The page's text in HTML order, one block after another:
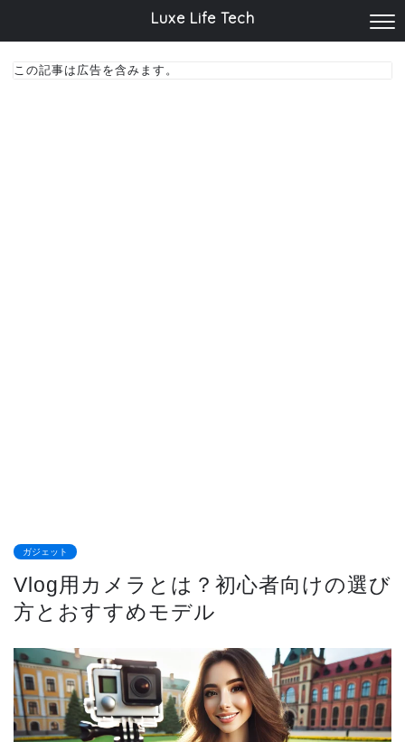
Luxe Life Tech
この記事は広告を含みます。
ガジェット
Vlog用カメラとは？初心者向けの選び
方とおすすめモデル